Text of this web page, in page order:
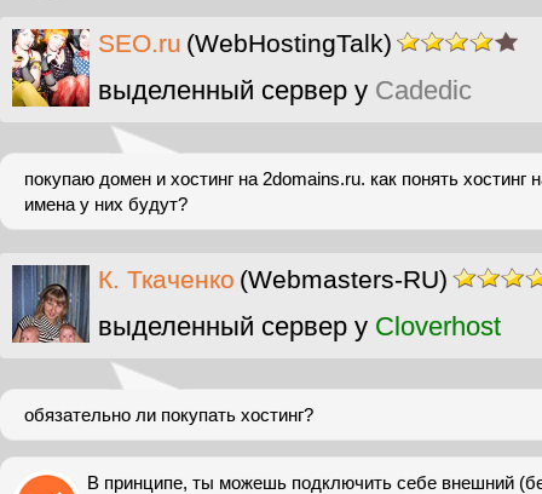
SEO.ru (WebHostingTalk)
выделенный сервер у Cadedic
покупаю домен и хостинг на 2domains.ru. как понять хостинг
имена у них будут?
К. Ткаченко (Webmasters-RU)
выделенный сервер у Cloverhost
обязательно ли покупать хостинг?
В принципе, ты можешь подключить себе внешний